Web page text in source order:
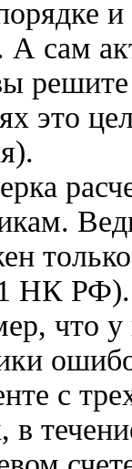
А сам
решите
это
НК
что
с
в